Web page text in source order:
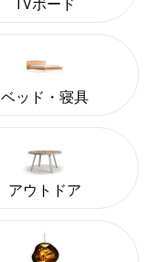
ベッド・寝具
アウトドア